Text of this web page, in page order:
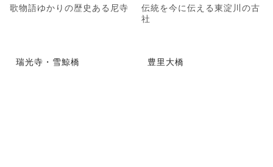
歌物語ゆかりの歴史ある尼寺
伝統を今に伝える東淀川の古
社
瑞光寺・雪鯨橋 豊里大橋